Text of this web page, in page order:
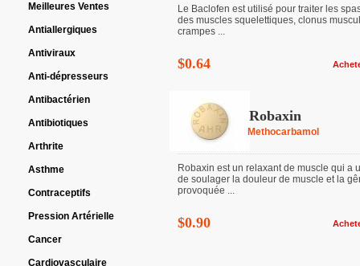
Meilleures Ventes
Antiallergiques
Antiviraux
Anti-dépresseurs
Antibactérien
Antibiotiques
Arthrite
Asthme
Contraceptifs
Pression Artérielle
Cancer
Cardiovasculaire
Le Baclofen est utilisé pour traiter les
des muscles squelettiques, clonus
crampes ...
$0.64
Robaxin
Methocarbamol
Robaxin est un relaxant de muscle qui a
de soulager la douleur de muscle et la
provoquée ...
$0.90